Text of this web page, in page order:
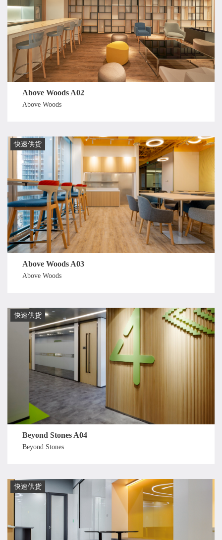
Above Woods A02
Above Woods
快速供货
Above Woods A03
Above Woods
快速供货
Beyond Stones A04
Beyond Stones
快速供货